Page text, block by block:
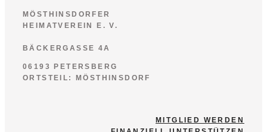
MÖSTHINSDORFER
HEIMATVEREIN E. V.
BÄCKERGASSE 4A
06193 PETERSBERG
ORTSTEIL: MÖSTHINSDORF
MITGLIED WERDEN